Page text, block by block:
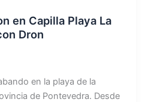
en Capilla Playa La
Dron
en la playa de la
de Pontevedra. Desde